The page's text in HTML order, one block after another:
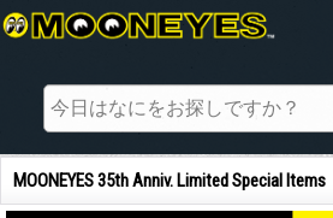
MOONEYES 35th Anniv. Limited Special Items